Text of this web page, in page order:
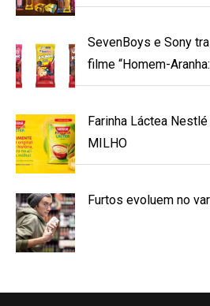
SevenBoys e Sony
filme “Homem-
Farinha Láctea
MILHO
Furtos evoluem no